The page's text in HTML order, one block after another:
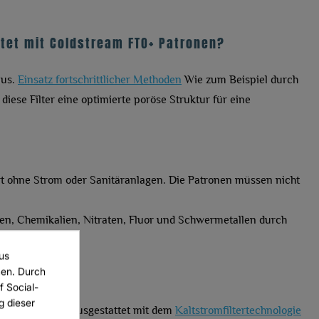
mit Coldstream FTO+ Patronen?
Einsatz fortschrittlicher Methoden Wie zum Beispiel durch
Filter eine optimierte poröse Struktur für eine
Strom oder Sanitäranlagen. Die Patronen müssen nicht
Chemikalien, Nitraten, Fluor und Schwermetallen durch
(12L), jeweils ausgestattet mit dem Kaltstromfiltertechnologie
Durch
Social-
dieser